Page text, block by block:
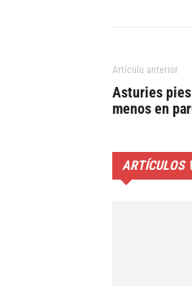
Artículu anterior
Asturies
menos en
ARTÍCULOS